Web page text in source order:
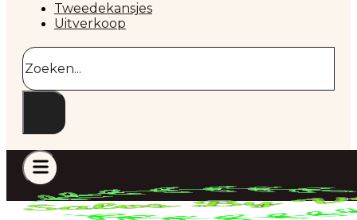
Tweedekansjes
Uitverkoop
Zoeken